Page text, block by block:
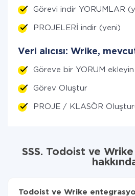
Görevi indir YORUMLAR
PROJELERİ indir (yeni)
Veri alıcısı: Wrike,
Göreve bir YORUM ekleyin
Görev Oluştur
PROJE / KLASÖR
SSS. Todoist ve
Todoist ve Wrike